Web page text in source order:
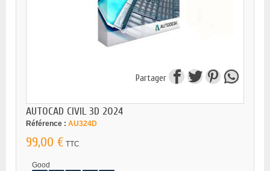
Partager
AUTOCAD CIVIL 3D 2024
Référence : AU324D
99,00 € TTC
Good